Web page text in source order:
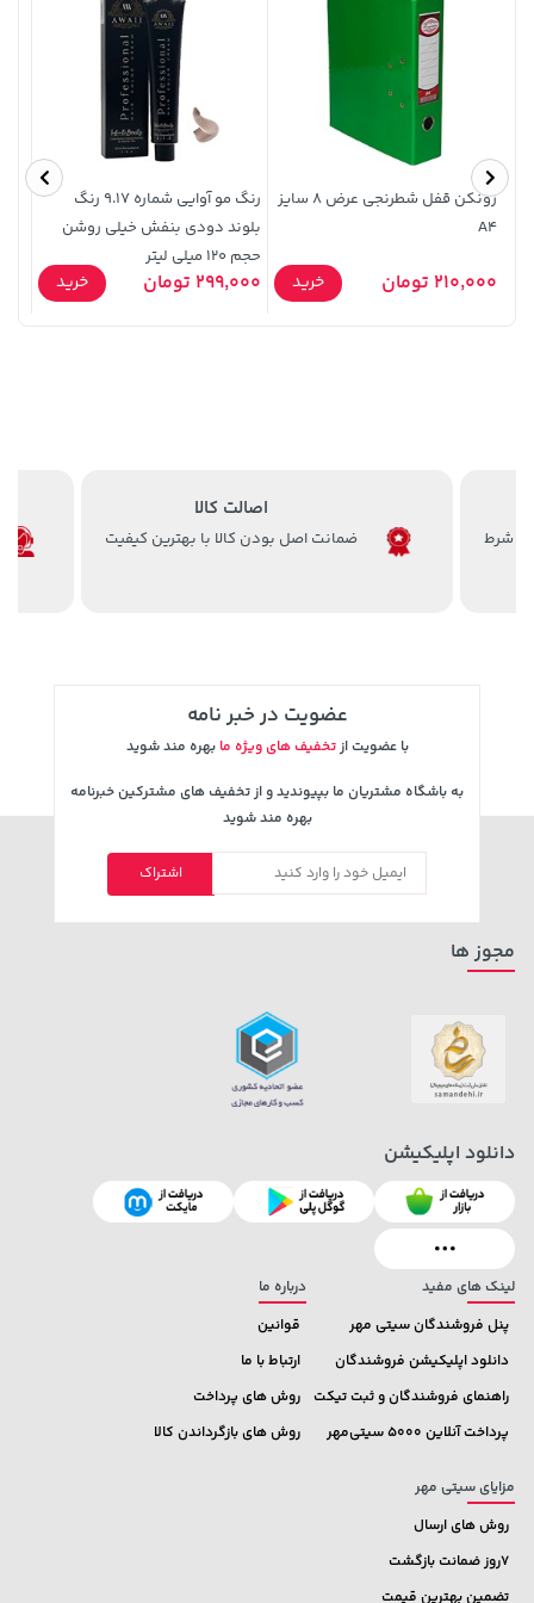
1,143,000 تومان
1,187,000
خرید 27,380,000 تومان
4,079,000
185,000 تومان
219,900
خرید
5,630,000 تومان
6,580,000
1,109,000 تومان
زونکن قفل شطرنجی عرض 8 سایز
A4
210,000 تومان خرید
رنگ مو آوایی شماره 9.17 رنگ
بلوند دودی بنفش خیلی روشن
حجم 120 میلی لیتر
299,000 تومان خرید
اصالت کالا
ضمانت اصل بودن کالا با بهترین کیفیت
عضویت در خبر نامه
با عضویت ازتخفیف های ویژه ما بهره مند شوید
به باشگاه مشتریان ما بپیوندید و از تخفیف های مشترکین خبرنامه
بهره مند شوید
اشتراک
لینک های مفید
پنل فروشندگان سیتی مهر
دانلود اپلیکیشن فروشندگان
راهنمای فروشندگان و ثبت تیکت
پرداخت آنلاین 5000 سیتی‌مهر
درباره ما
قوانین
ارتباط با ما
روش های پرداخت
روش های بازگرداندن کالا
مزایای سیتی مهر
روش های ارسال
7روز ضمانت بازگشت
تضمین بهترین قیمت
مجوز ها
دانلود اپلیکیشن